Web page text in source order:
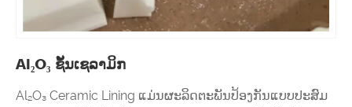
Al₂O₃ ຊັ້ນເຊລາມິກ
Al₂O₃ Ceramic Lining ແມ່ນຜະລິດຕະພັນປ້ອງກັນແບບປະສົມ